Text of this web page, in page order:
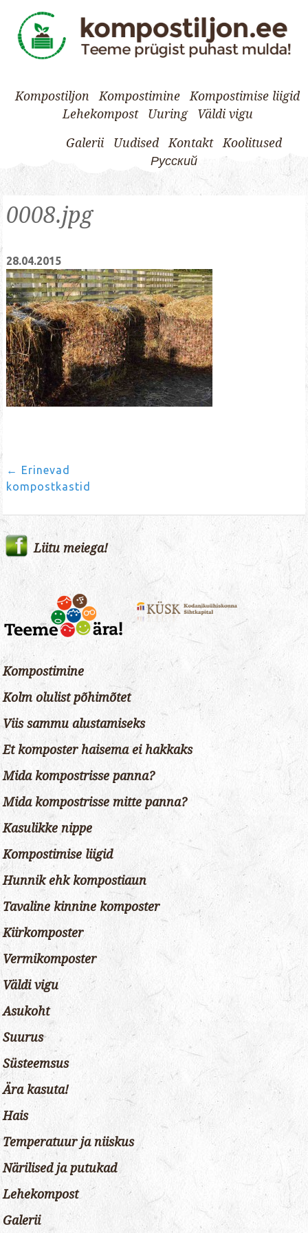
Kompostiljon Kompostimine
Kompostimise liigid
Lehekompost
Uuring Väldi vigu
Galerii Uudised Kontakt
Koolitused
Русский
Skip
content
0008.jpg
28.04.2015
Post
navigation
← Erinevad
kompostkastid
Liitu meiega!
Kompostimine
Kolm olulist põhimõtet
Viis sammu alustamiseks
Et komposter haisema ei hakkaks
Mida kompostrisse panna?
Mida kompostrisse mitte panna?
Kasulikke nippe
Kompostimise liigid
Hunnik ehk kompostiaun
Tavaline kinnine komposter
Kiirkomposter
Vermikomposter
Väldi vigu
Asukoht
Suurus
Süsteemsus
Ära kasuta!
Hais
Temperatuur ja niiskus
Närilised ja putukad
Lehekompost
Galerii